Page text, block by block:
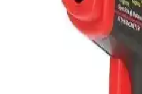
Arçelik Fakir River Buhar
Kullanıcı Yorumları
Arçelik Fakir River Buhar
sıcaklık ayarıyla öne çıkar.
detaylarıyla bu ürün hakkında